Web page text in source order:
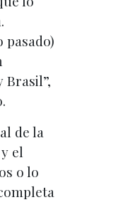
Brasil”,
de la
el
o lo